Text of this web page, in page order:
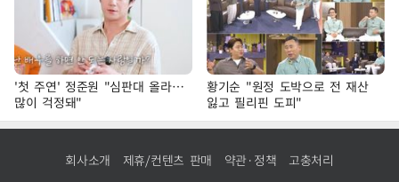
'첫 주연' 정준원 "심판대 올라…
많이 걱정돼"
황기순 "원정 도박으로 전 재산
잃고 필리핀 도피"
회사소개 제휴/컨텐츠 판매 약관·정책 고충처리